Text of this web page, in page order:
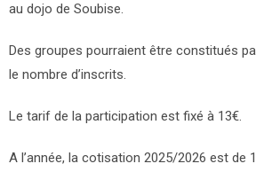
au dojo de Soubise.
Des groupes pourraient être constitués
le nombre d’inscrits.
Le tarif de la participation est fixé à 13€.
A l’année, la cotisation 2025/2026 est de